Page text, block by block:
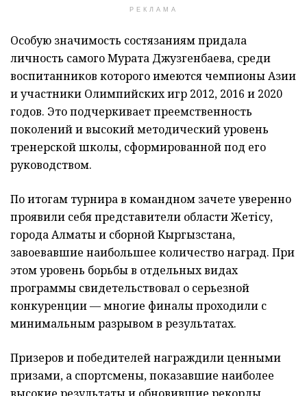
РЕКЛАМА
Особую значимость состязаниям придала
личность самого Мурата Джузгенбаева, среди
воспитанников которого имеются чемпионы Азии
и участники Олимпийских игр 2012, 2016 и 2020
годов. Это подчеркивает преемственность
поколений и высокий методический уровень
тренерской школы, сформированной под его
руководством.
По итогам турнира в командном зачете уверенно
проявили себя представители области Жетісу,
города Алматы и сборной Кыргызстана,
завоевавшие наибольшее количество наград. При
этом уровень борьбы в отдельных видах
программы свидетельствовал о серьезной
конкуренции — многие финалы проходили с
минимальным разрывом в результатах.
Призеров и победителей награждили ценными
призами, а спортсмены, показавшие наиболее